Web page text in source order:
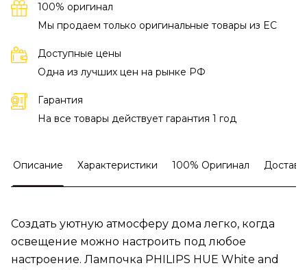
100% оригинал
Мы продаем только оригинальные товары из EC
Доступные цены
Одна из лучших цен на рынке РФ
Гарантия
На все товары действует гарантия 1 год
Описание Характеристики 100% Оригинал
Создать уютную атмосферу дома легко, когда
освещение можно настроить под любое
настроение. Лампочка PHILIPS HUE White and